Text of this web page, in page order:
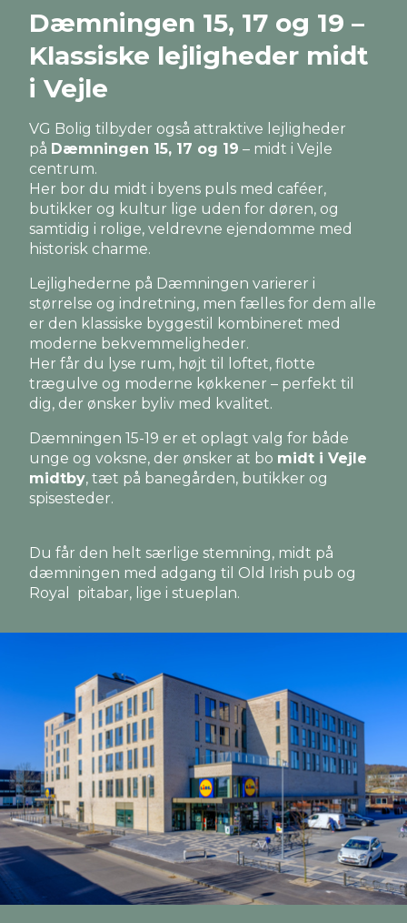
Dæmningen 15, 17 og 19 –
Klassiske lejligheder midt
i Vejle
VG Bolig tilbyder også attraktive lejligheder
på Dæmningen 15, 17 og 19 – midt i Vejle
centrum.
Her bor du midt i byens puls med caféer,
butikker og kultur lige uden for døren, og
samtidig i rolige, veldrevne ejendomme med
historisk charme.
Lejlighederne på Dæmningen varierer i
størrelse og indretning, men fælles for dem alle
er den klassiske byggestil kombineret med
moderne bekvemmeligheder.
Her får du lyse rum, højt til loftet, flotte
trægulve og moderne køkkener – perfekt til
dig, der ønsker byliv med kvalitet.
Dæmningen 15-19 er et oplagt valg for både
unge og voksne, der ønsker at bo midt i Vejle
midtby, tæt på banegården, butikker og
spisesteder.
Du får den helt særlige stemning, midt på
dæmningen med adgang til Old Irish pub og
Royal pitabar, lige i stueplan.